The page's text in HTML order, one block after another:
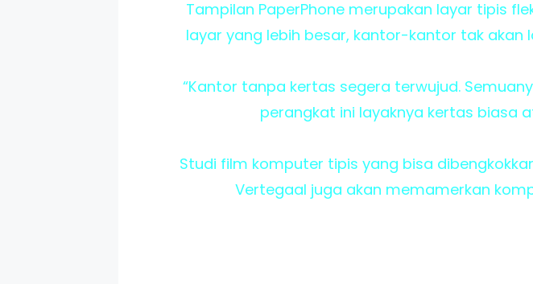
Tampilan PaperPhone merupakan layar tipis
layar yang lebih besar, kantor-kantor tak
“Kantor tanpa kertas segera terwujud.
perangkat ini layaknya kertas biasa
Studi film komputer tipis yang bisa
Vertegaal juga akan memamerkan